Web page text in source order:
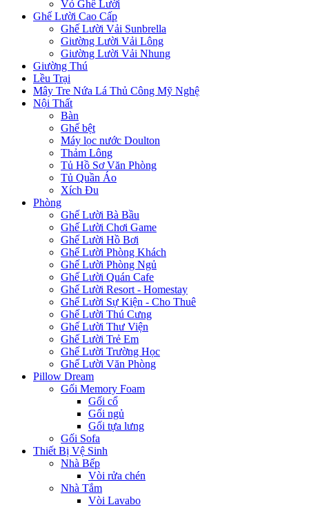
Vỏ Ghế Lười
Ghế Lười Cao Cấp
Ghế Lười Vải Sunbrella
Giường Lười Vải Lông
Giường Lười Vải Nhung
Giường Thú
Lều Trại
Mây Tre Nứa Lá Thủ Công Mỹ Nghệ
Nội Thất
Bàn
Ghế bệt
Máy lọc nước Doulton
Thảm Lông
Tủ Hồ Sơ Văn Phòng
Tủ Quần Áo
Xích Đu
Phòng
Ghế Lười Bà Bầu
Ghế Lười Chơi Game
Ghế Lười Hồ Bơi
Ghế Lười Phòng Khách
Ghế Lười Phòng Ngủ
Ghế Lười Quán Cafe
Ghế Lười Resort - Homestay
Ghế Lười Sự Kiện - Cho Thuê
Ghế Lười Thú Cưng
Ghế Lười Thư Viện
Ghế Lười Trẻ Em
Ghế Lười Trường Học
Ghế Lười Văn Phòng
Pillow Dream
Gối Memory Foam
Gối cổ
Gối ngủ
Gối tựa lưng
Gối Sofa
Thiết Bị Vệ Sinh
Nhà Bếp
Vòi rửa chén
Nhà Tắm
Vòi Lavabo